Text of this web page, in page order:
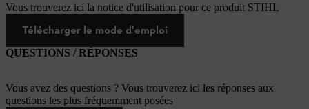
Vous trouverez ici la notice d'utilisation pour ce produit STIHL
Télécharger le mode d'emploi
QUESTIONS / RÉPONSES
Vous avez des questions ? Vous trouverez ici les réponses aux
questions les plus fréquemment posées